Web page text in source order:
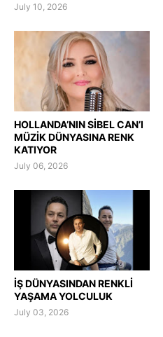
July 10, 2026
HOLLANDA’NIN SİBEL CAN’I
MÜZİK DÜNYASINA RENK
KATIYOR
July 06, 2026
İŞ DÜNYASINDAN RENKLİ
YAŞAMA YOLCULUK
July 03, 2026